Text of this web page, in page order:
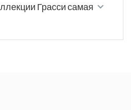
Грасси самая